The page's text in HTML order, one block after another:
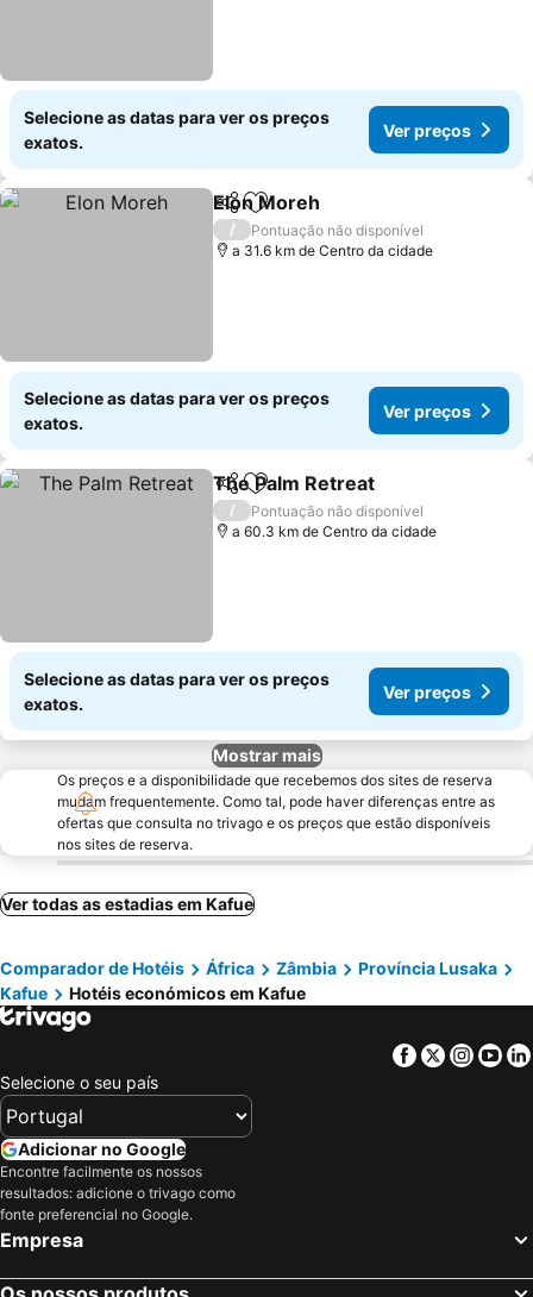
Selecione as datas para ver os preços
exatos.
Ver preços
PartilharAdicionar aos favoritos
Elon Moreh
/
Pontuação não disponível
a 31.6 km de Centro da cidade
Selecione as datas para ver os preços
exatos.
Ver preços
PartilharAdicionar aos favoritos
The Palm Retreat
/
Pontuação não disponível
a 60.3 km de Centro da cidade
Selecione as datas para ver os preços
exatos.
Ver preços
Mostrar mais
Os preços e a disponibilidade que recebemos dos sites de reserva
mudam frequentemente. Como tal, pode haver diferenças entre as
ofertas que consulta no trivago e os preços que estão disponíveis
nos sites de reserva.
Ver todas as estadias em Kafue
Comparador de Hotéis África Zâmbia
Província Lusaka
Kafue
Hotéis económicos em Kafue
Facebook
Twitter
Selecione o seu país
Adicionar no Google
Encontre facilmente os nossos
resultados: adicione o trivago como
fonte preferencial no Google.
Empresa